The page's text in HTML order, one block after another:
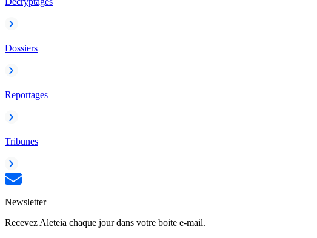
Dossiers
Reportages
Tribunes
Newsletter
Recevez Aleteia chaque jour dans votre boite e-mail.